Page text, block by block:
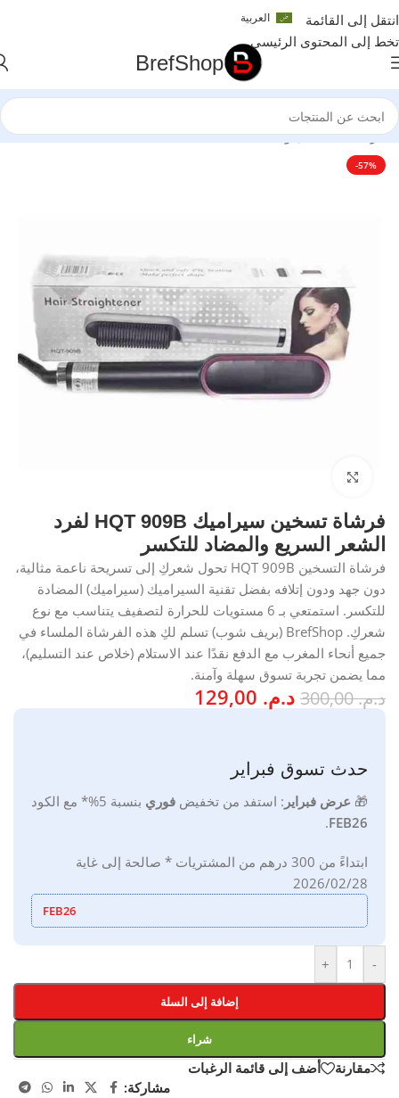
انتقل إلى القائمة
تخط إلى المحتوى الرئيسي
العربية
BrefShop
الرئيسية/الجمال والعناية الشخصية
-57%
فرشاة تسخين سيراميك HQT 909B لفرد
الشعر السريع والمضاد للتكسر
فرشاة التسخين HQT 909B تحول شعركِ إلى تسريحة ناعمة مثالية،
دون جهد ودون إتلافه بفضل تقنية السيراميك (سيراميك) المضادة
للتكسر. استمتعي بـ 6 مستويات للحرارة لتصفيف يتناسب مع نوع
شعركِ. BrefShop (بريف شوب) تسلم لكِ هذه الفرشاة الملساء في
جميع أنحاء المغرب مع الدفع نقدًا عند الاستلام (خلاص عند التسليم)،
مما يضمن تجربة تسوق سهلة وآمنة.
د.م.300,00 د.م.
حدث تسوق فبراير
🎁 عرض فبراير : استفد من تخفيض فوري بنسبة 5%* مع الكود
FEB26
.
ابتداءً من 300 درهم من المشتريات * صالحة إلى غاية
2026/02/28
FEB26
-
+
إضافة إلى السلة
شراء
مقارنة
أضف إلى قائمة الرغبات
مشاركة: